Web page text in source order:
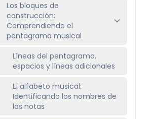
Los bloques de
construcción:
Comprendiendo el
pentagrama musical
Líneas del pentagrama,
espacios y líneas adicionales
El alfabeto musical:
Identificando los nombres de
las notas